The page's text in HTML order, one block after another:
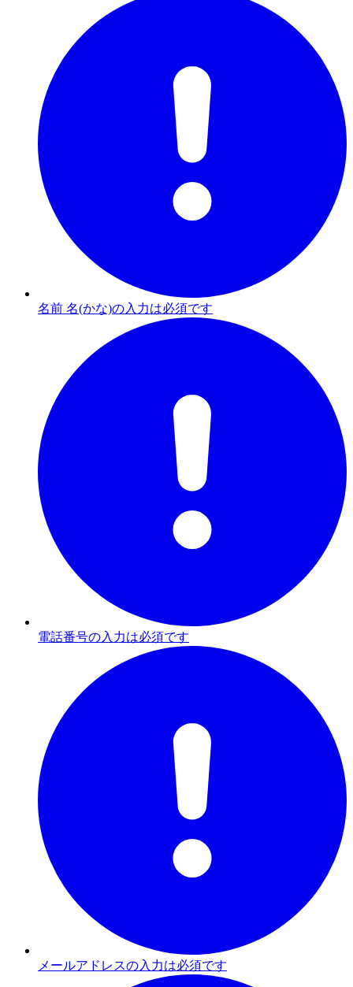
名前 名(かな)の入力は必須です
電話番号の入力は必須です
メールアドレスの入力は必須です